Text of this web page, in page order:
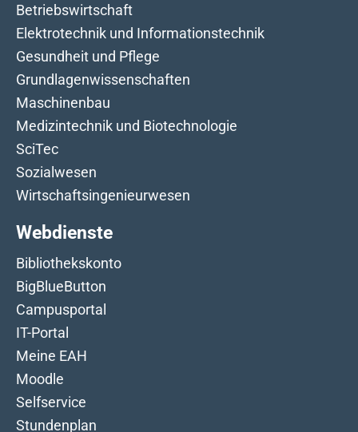
Betriebswirtschaft
Elektrotechnik und Informationstechnik
Gesundheit und Pflege
Grundlagenwissenschaften
Maschinenbau
Medizintechnik und Biotechnologie
SciTec
Sozialwesen
Wirtschaftsingenieurwesen
Webdienste
Bibliothekskonto
BigBlueButton
Campusportal
IT-Portal
Meine EAH
Moodle
Selfservice
Stundenplan